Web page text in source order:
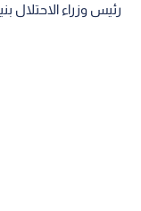
رئيس وزراء الاحتلال